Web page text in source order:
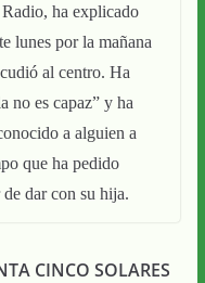
ha explicado
lunes por la mañana
al centro. Ha
no es capaz” y ha
a alguien a
que ha pedido
dar con su hija.
CINCO SOLARES